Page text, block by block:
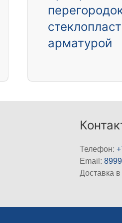
арматурой
Телефон:
Email:
Доставка